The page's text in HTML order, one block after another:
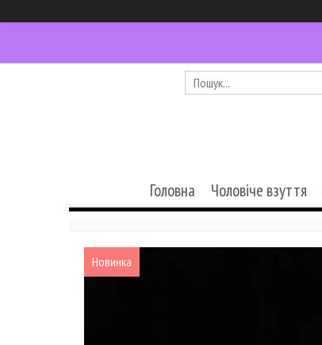
Головна Чоловіче взуття
Новинка